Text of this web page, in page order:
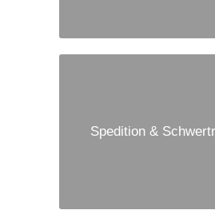
Spedition &